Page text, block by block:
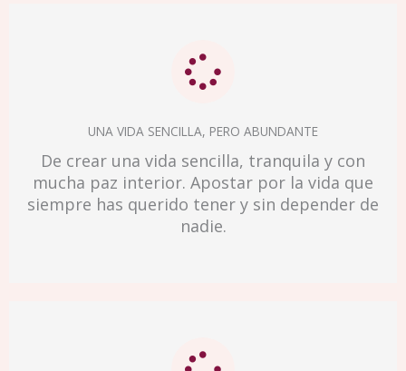
UNA VIDA SENCILLA, PERO ABUNDANTE
De crear una vida sencilla, tranquila y con
mucha paz interior. Apostar por la vida que
siempre has querido tener y sin depender de
nadie.